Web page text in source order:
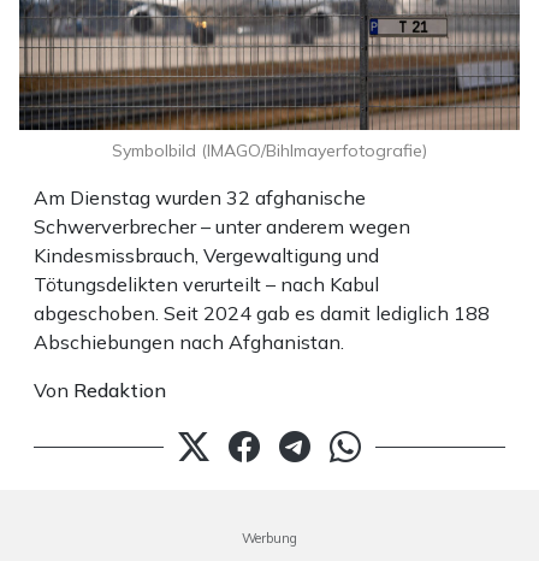
Am Dienstag wurden 32 afghanische
Schwerverbrecher – unter anderem wegen
Kindesmissbrauch, Vergewaltigung und
Tötungsdelikten verurteilt – nach Kabul
abgeschoben. Seit 2024 gab es damit lediglich 188
Abschiebungen nach Afghanistan.
Von Redaktion
Symbolbild (IMAGO/Bihlmayerfotografie)
Werbung